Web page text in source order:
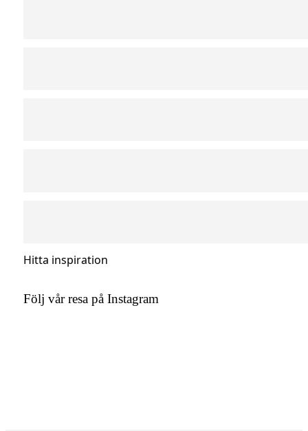
Hitta inspiration
Följ vår resa på Instagram